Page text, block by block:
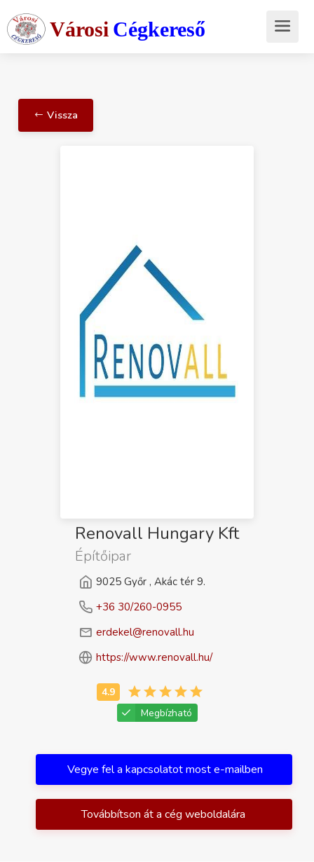
Városi Cégkereső
Vissza
Renovall Hungary Kft
Építőipar
9025 Győr , Akác tér 9.
+36 30/260-0955
erdekel@renovall.hu
https://www.renovall.hu/
Megbízható
Vegye fel a kapcsolatot most e-mailben
Továbbítson át a cég weboldalára